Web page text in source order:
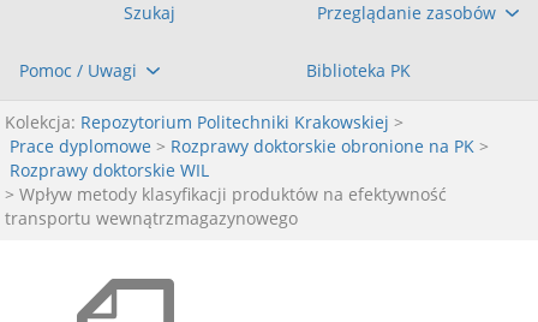
Szukaj Przeglądanie zasobów
Pomoc / Uwagi Biblioteka PK
Kolekcja: Repozytorium Politechniki Krakowskiej >
Prace dyplomowe > Rozprawy doktorskie obronione na PK >
Rozprawy doktorskie WIL
> Wpływ metody klasyfikacji produktów na efektywność
transportu wewnątrzmagazynowego